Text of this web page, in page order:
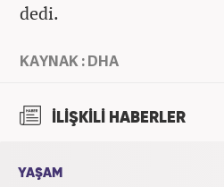
dedi.
KAYNAK : DHA
İLİŞKİLİ HABERLER
YAŞAM